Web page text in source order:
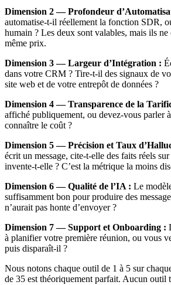
Dimension 2 — Profondeur
automatise-t-il réellement la fonction SDR,
humain ? Les deux sont valables, mais ils
même prix.
Dimension 3 — Largeur d’Intégration :
dans votre CRM ? Tire-t-il des signaux de
site web et de votre entrepôt de données ?
Dimension 4 — Transparence de la
affiché publiquement, ou devez-vous parler
connaître le coût ?
Dimension 5 — Précision et Taux
écrit un message, cite-t-elle des faits réels
invente-t-elle ? C’est la métrique la moins
Dimension 6 — Qualité de l’IA : Le
suffisamment bon pour produire des
n’aurait pas honte d’envoyer ?
Dimension 7 — Support et Onboarding :
à planifier votre première réunion, ou vous
puis disparaît-il ?
Nous notons chaque outil de 1 à 5 sur
de 35 est théoriquement parfait. Aucun outil